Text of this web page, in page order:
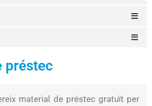
préstec
material de préstec gratuït per